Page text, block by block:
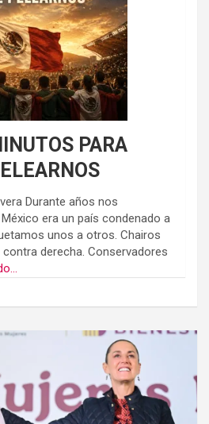
PARA
Durante años nos
era un país condenado a
unos a otros. Chairos
derecha. Conservadores